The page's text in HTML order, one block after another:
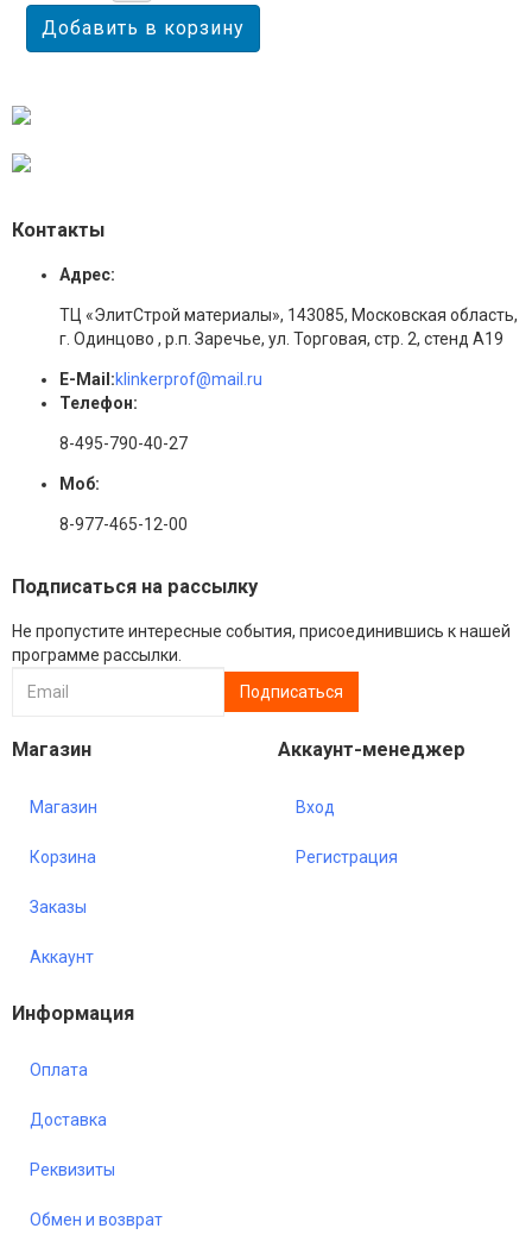
Контакты
Адрес:
ТЦ «ЭлитСтрой материалы», 143085, Московская область,
г. Одинцово , р.п. Заречье, ул. Торговая, стр. 2, стенд А19
E-Mail:klinkerprof@mail.ru
Телефон:
8-495-790-40-27
Моб:
8-977-465-12-00
Подписаться на рассылку
Не пропустите интересные события, присоединившись к нашей
программе рассылки.
Магазин
Магазин
Корзина
Заказы
Аккаунт
Аккаунт-менеджер
Вход
Регистрация
Информация
Оплата
Доставка
Реквизиты
Обмен и возврат